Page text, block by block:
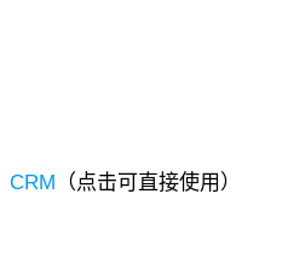
CRM （点击可直接使用）